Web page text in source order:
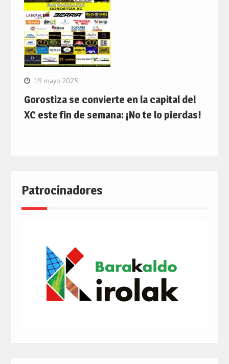
19 mayo 2025
Gorostiza se convierte en la capital del
XC este fin de semana: ¡No te lo pierdas!
Patrocinadores